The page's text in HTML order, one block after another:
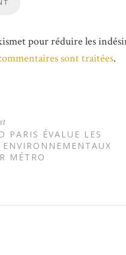
pour réduire les
sont traitées.
PARIS ÉVALUE LES
MÉTRO